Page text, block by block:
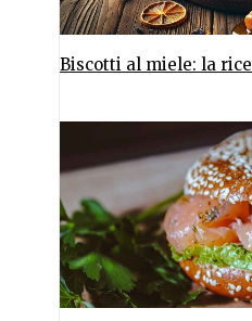
Biscotti al miele: la